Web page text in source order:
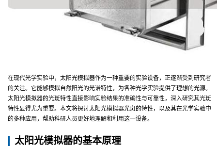
在现代光学实验中，太阳光模拟器作为一种重要的实验设备，正逐渐受到研究者
的关注。它能够模拟自然阳光的光谱特性，为各种光学实验提供了理想的光源。
太阳光模拟器的光斑特性直接影响实验结果的准确性与可靠性，深入研究其光斑
特性显得尤为重要。本文将探讨太阳光模拟器光斑的特性，以及其在光学实验中
的多种应用，帮助科研人员更好地理解和利用这一设备。
太阳光模拟器的基本原理